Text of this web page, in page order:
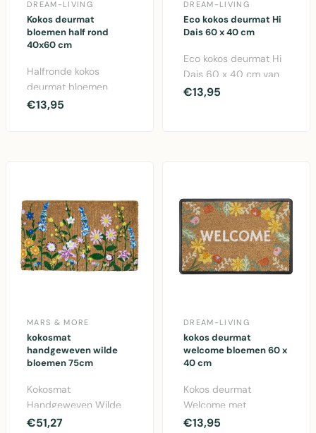
DREAM-LIVING
Kokos deurmat
bloemen half rond
40x60 cm
Halfronde kokos
deurmat bloemen
40x60 cm met
€13,95
DREAM-LIVING
Eco kokos deurmat Hi
Dais 60 x 40 cm
Eco kokos deurmat Hi
Dais 60 x 40 cm van
natuurlijke kokosvezels
€13,95
MARS & MORE
kokosmat
handgeweven wilde
bloemen 75cm
Kokosmat
Handgeweven Wilde
Bloemen 75cm -
€51,27
DREAM-LIVING
kokos deurmat
welcome bloemen 60 x
40 cm
Kokos deurmat
Welcome met
bloemenprint 60 x 40
€13,95